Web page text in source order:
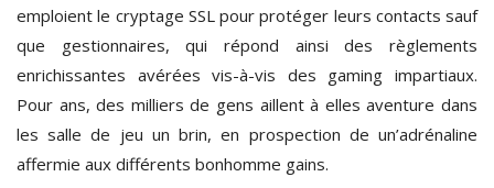
emploient le cryptage SSL pour protéger leurs contacts sauf
que gestionnaires, qui répond ainsi des règlements
enrichissantes avérées vis-à-vis des gaming impartiaux.
Pour ans, des milliers de gens aillent à elles aventure dans
les salle de jeu un brin, en prospection de un’adrénaline
affermie aux différents bonhomme gains.